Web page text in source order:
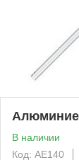
В наличии
Код: АЕ140